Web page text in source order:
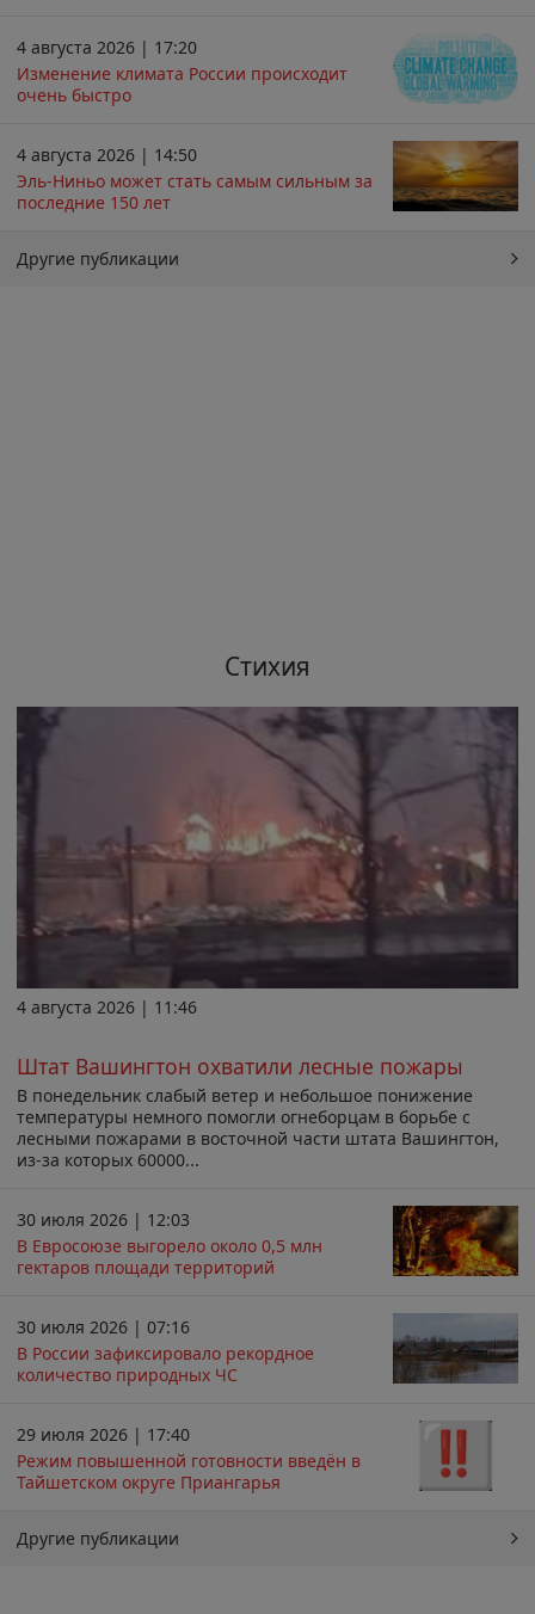
4 августа 2026 | 17:20
Изменение климата России происходит
очень быстро
4 августа 2026 | 14:50
Эль-Ниньо может стать самым сильным за
последние 150 лет
Другие публикации
Стихия
4 августа 2026 | 11:46
Штат Вашингтон охватили лесные пожары
В понедельник слабый ветер и небольшое понижение
температуры немного помогли огнеборцам в борьбе с
лесными пожарами в восточной части штата Вашингтон,
из-за которых 60000...
30 июля 2026 | 12:03
В Евросоюзе выгорело около 0,5 млн
гектаров площади территорий
30 июля 2026 | 07:16
В России зафиксировало рекордное
количество природных ЧС
29 июля 2026 | 17:40
Режим повышенной готовности введён в
Тайшетском округе Приангарья
Другие публикации